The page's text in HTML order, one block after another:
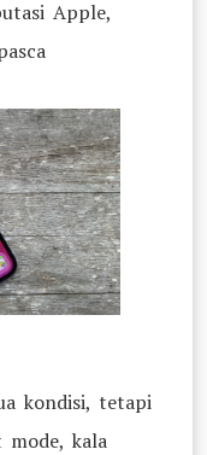
Apple,
kondisi, tetapi
mode, kala